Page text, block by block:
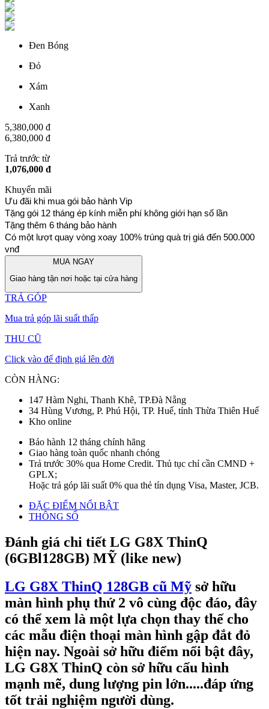
Đen Bóng
Đỏ
Xám
Xanh
5,380,000 đ
6,380,000 đ
Trả trước từ
1,076,000 đ
Khuyến mãi
Ưu đãi khi mua gói bảo hành Vip
Tặng gói 12 tháng ép kính miễn phí không giới hạn số lần
Tặng thêm 6 tháng bảo hành
Có một lượt quay vòng xoay 100% trúng quà trị giá đến 500.000
vnđ
MUA NGAY
Giao hàng tận nơi hoặc tại cửa hàng
TRẢ GÓP
Mua trả góp lãi suất thấp
THU CŨ
Click vào để định giá lên đời
CÒN HÀNG:
147 Hàm Nghi, Thanh Khê, TP.Đà Nẵng
34 Hùng Vương, P. Phú Hội, TP. Huế, tỉnh Thừa Thiên Huế
Kho online
Bảo hành 12 tháng chính hãng
Giao hàng toàn quốc nhanh chóng
Trả trước 30% qua Home Credit. Thủ tục chỉ cần CMND +
GPLX;
Hoặc trả góp lãi suất 0% qua thẻ tín dụng Visa, Master, JCB.
ĐẶC ĐIỂM NỔI BẬT
THÔNG SỐ
Đánh giá chi tiết LG G8X ThinQ
(6GBl128GB) MỸ (like new)
LG G8X ThinQ 128GB cũ Mỹ sở hữu
màn hình phụ thứ 2 vô cùng độc đáo, đây
có thể xem là một lựa chọn thay thế cho
các mẫu điện thoại màn hình gập đắt đỏ
hiện nay. Ngoài sở hữu điểm nổi bật đây,
LG G8X ThinQ còn sở hữu cấu hình
mạnh mẽ, dung lượng pin lớn.....đáp ứng
tốt trải nghiệm người dùng.